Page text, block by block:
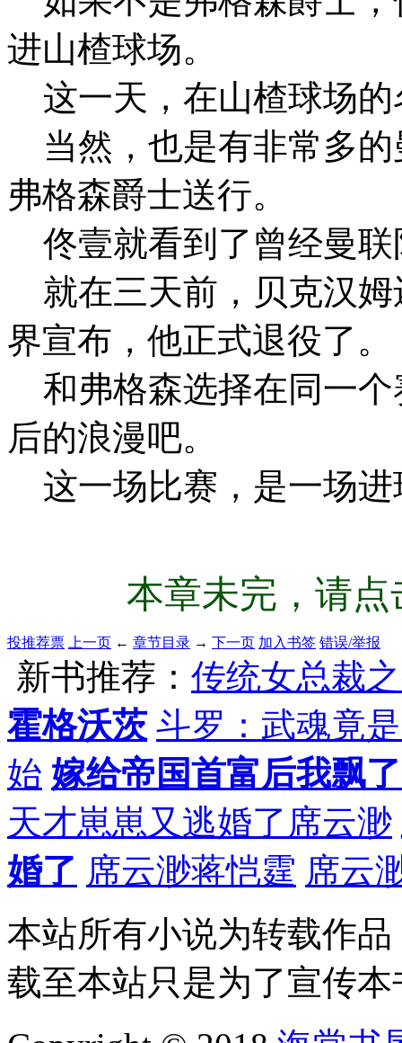
进山楂球场。
这一天，在山楂球场的
当然，也是有非常多的
弗格森爵士送行。
佟壹就看到了曾经曼联
就在三天前，贝克汉姆
界宣布，他正式退役了。
和弗格森选择在同一个
后的浪漫吧。
这一场比赛，是一场进
本章未完，请
投推荐票 上一页 ← 章节目录 → 下一页 加入书签 错误/举报
新书推荐： 传统女总裁
霍格沃茨 斗罗：武魂竟
始 嫁给帝国首富后我飘
天才崽崽又逃婚了席云渺
婚了 席云渺蒋恺霆 席云
本站所有小说为转载作
载至本站只是为了宣传